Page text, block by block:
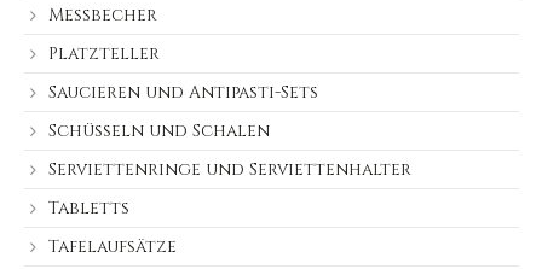
Messbecher
Platzteller
Saucieren und Antipasti-Sets
Schüsseln und Schalen
Serviettenringe und Serviettenhalter
Tabletts
Tafelaufsätze